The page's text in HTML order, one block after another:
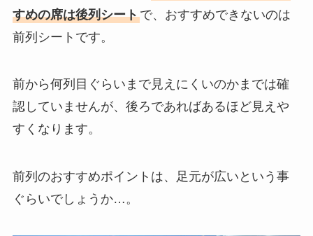
すめの席は後列シートで、おすすめできないのは
前列シートです。
前から何列目ぐらいまで見えにくいのかまでは確
認していませんが、後ろであればあるほど見えや
すくなります。
前列のおすすめポイントは、足元が広いという事
ぐらいでしょうか…。